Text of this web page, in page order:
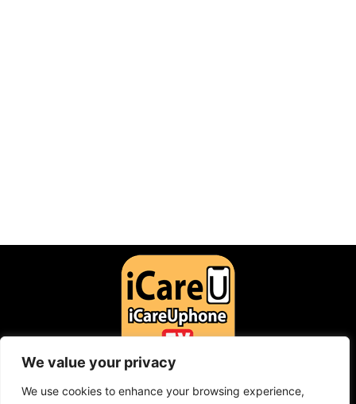
We value your privacy
We use cookies to enhance your browsing experience,
F
c
e
u
t
s
t
Contact: icareuphone@gmail.com